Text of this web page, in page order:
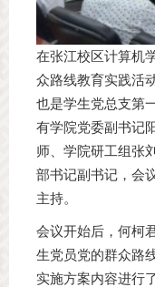
在张江校区计算机
众路线教育实践活
也是学生党总支第
有学院党委副书记
师、学院研工组张
部书记副书记，会
主持。
会议开始后，何柯
生党员党的群众路
实施方案内容进行